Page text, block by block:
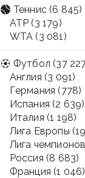
Теннис (6 845)
ATP (3 179)
WTA (3 081)
Футбол (37
Англия (3 091)
Германия (778)
Испания (2 639)
Италия (1 198)
Лига Европы
Лига чемпионов
Россия (8 683)
Франция (1 046)